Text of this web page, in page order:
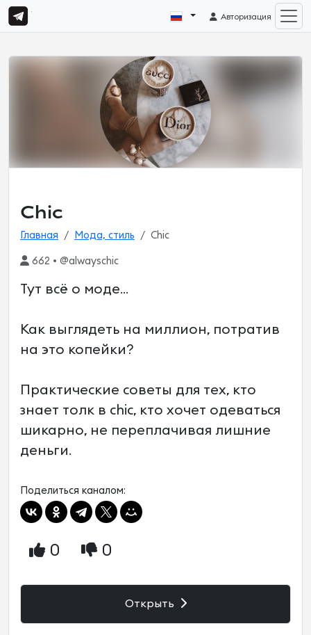
Авторизация
Chic
Главная Мода, стиль Chic
662 • @alwayschic
Тут всё о моде...
Как выглядеть на миллион, потратив
на это копейки?
Практические советы для тех, кто
знает толк в chic, кто хочет одеваться
шикарно, не переплачивая лишние
деньги.
Поделиться каналом:
0 0
Открыть